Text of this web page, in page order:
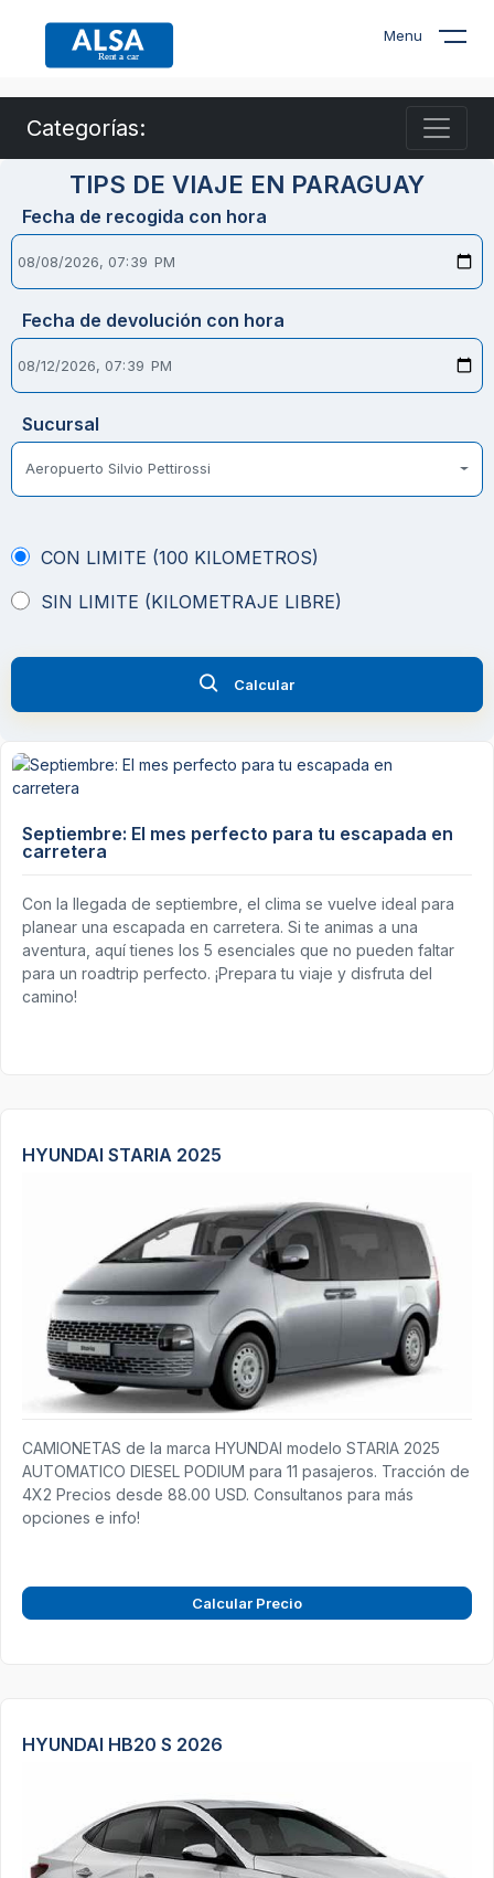
Menu
Categorías:
TIPS DE VIAJE EN PARAGUAY
Fecha de recogida con hora
Fecha de devolución con hora
Sucursal
Aeropuerto Silvio Pettirossi
CON LIMITE (100 KILOMETROS)
SIN LIMITE (KILOMETRAJE LIBRE)
Calcular
Septiembre: El mes perfecto para tu escapada en
carretera
Con la llegada de septiembre, el clima se vuelve ideal para
planear una escapada en carretera. Si te animas a una
aventura, aquí tienes los 5 esenciales que no pueden faltar
para un roadtrip perfecto. ¡Prepara tu viaje y disfruta del
camino!
HYUNDAI STARIA 2025
CAMIONETAS de la marca HYUNDAI modelo STARIA 2025
AUTOMATICO DIESEL PODIUM para 11 pasajeros. Tracción de
4X2 Precios desde 88.00 USD. Consultanos para más
opciones e info!
Calcular Precio
HYUNDAI HB20 S 2026